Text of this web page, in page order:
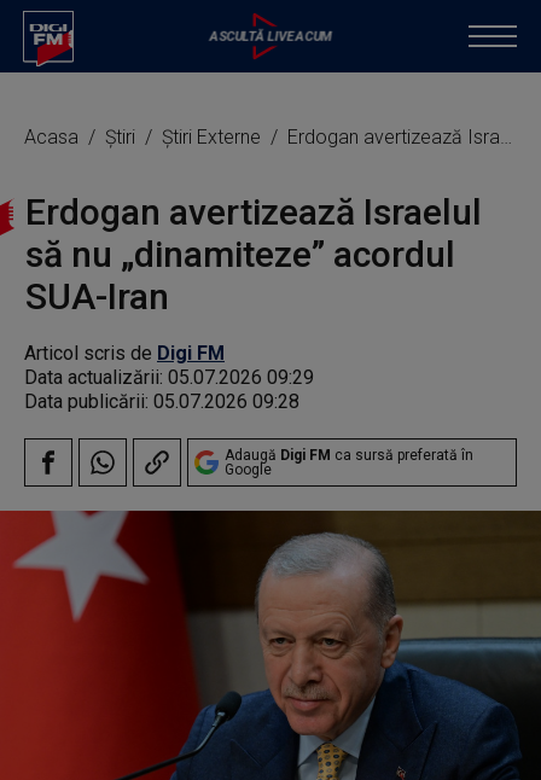
Acasa Știri Știri Externe Erdogan avertizează Israelul să nu „dinamiteze” acordul SUA-Iran
Erdogan avertizează Israelul
să nu „dinamiteze” acordul
SUA-Iran
Articol scris de Digi FM
Data actualizării: 05.07.2026 09:29
Data publicării: 05.07.2026 09:28
Adaugă Digi FM ca sursă preferată în
Google